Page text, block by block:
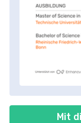
Mit